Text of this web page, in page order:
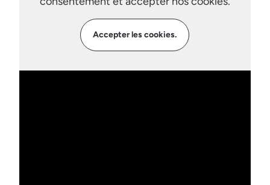
Accepter les cookies.